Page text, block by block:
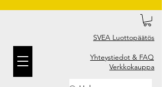
SVEA Luottopäätös
Yhteystiedot & FAQ
Verkkokauppa